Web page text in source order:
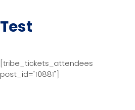
Test
[tribe_tickets_attendees
post_id="10881"]